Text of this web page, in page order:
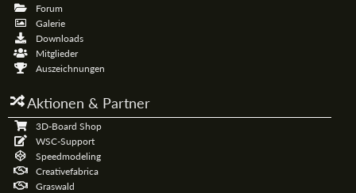
Forum
Galerie
Downloads
Mitglieder
Auszeichnungen
Aktionen & Partner
3D-Board Shop
WSC-Support
Speedmodeling
Creativefabrica
Graswald